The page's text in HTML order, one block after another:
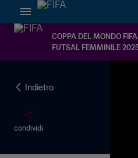
COPPA DEL MONDO FIFA
FUTSAL FEMMINILE
Indietro
condividi